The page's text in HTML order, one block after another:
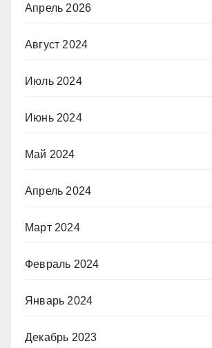
Апрель 2026
Август 2024
Июль 2024
Июнь 2024
Май 2024
Апрель 2024
Март 2024
Февраль 2024
Январь 2024
Декабрь 2023